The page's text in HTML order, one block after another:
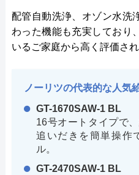
配管自動洗浄、オゾン水洗
わった機能も充実しており
いるご家庭から高く評価され
ノーリツの代表的な人気
GT-1670SAW-1 BL
16号オートタイプで
追いだきを簡単操作
ル。
GT-2470SAW-1 BL